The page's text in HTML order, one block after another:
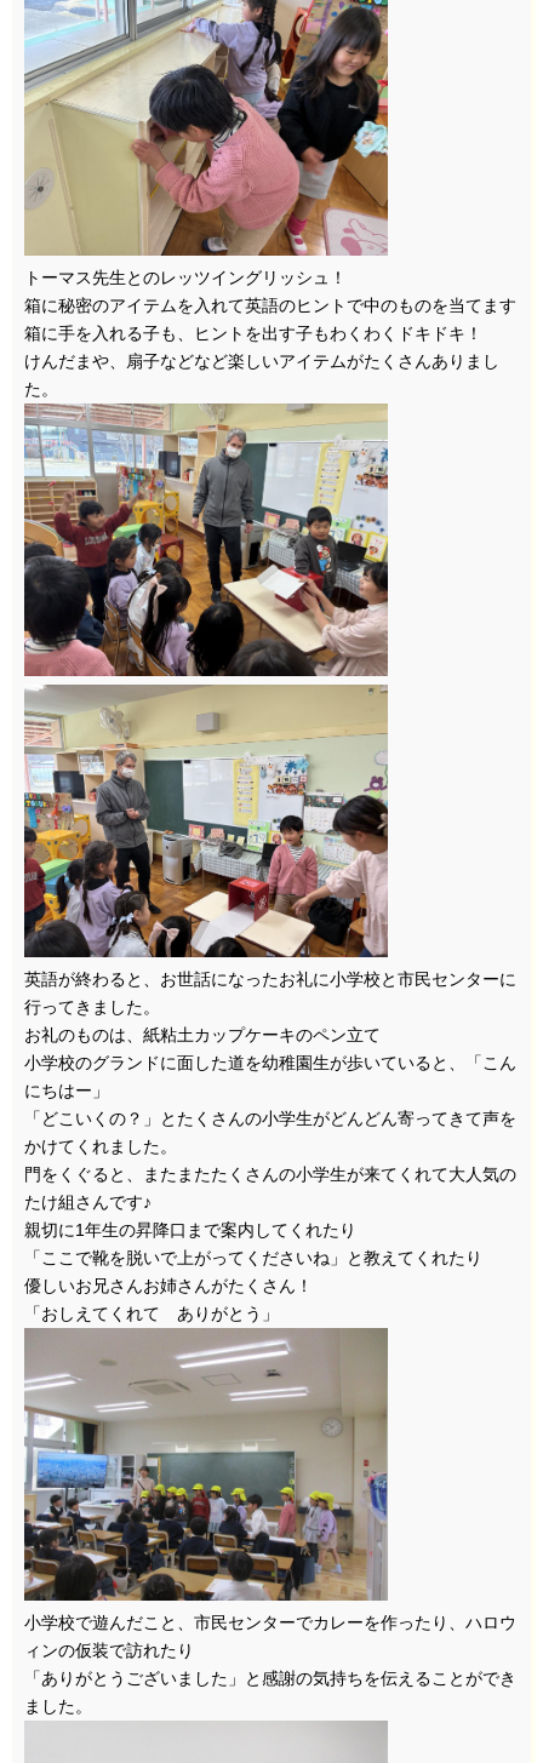
トーマス先生とのレッツイングリッシュ！
箱に秘密のアイテムを入れて英語のヒントで中のものを当てます
箱に手を入れる子も、ヒントを出す子もわくわくドキドキ！
けんだまや、扇子などなど楽しいアイテムがたくさんありまし
た。
英語が終わると、お世話になったお礼に小学校と市民センターに
行ってきました。
お礼のものは、紙粘土カップケーキのペン立て
小学校のグランドに面した道を幼稚園生が歩いていると、「こん
にちはー」
「どこいくの？」とたくさんの小学生がどんどん寄ってきて声を
かけてくれました。
門をくぐると、またまたたくさんの小学生が来てくれて大人気の
たけ組さんです♪
親切に1年生の昇降口まで案内してくれたり
「ここで靴を脱いで上がってくださいね」と教えてくれたり
優しいお兄さんお姉さんがたくさん！
「おしえてくれて ありがとう」
小学校で遊んだこと、市民センターでカレーを作ったり、ハロウ
ィンの仮装で訪れたり
「ありがとうございました」と感謝の気持ちを伝えることができ
ました。